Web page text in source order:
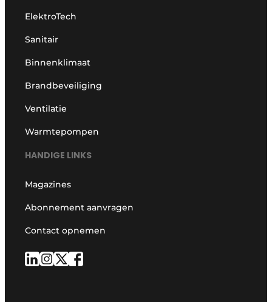
ElektroTech
Sanitair
Binnenklimaat
Brandbeveiliging
Ventilatie
Warmtepompen
HANDIGE LINKS
Magazines
Abonnement aanvragen
Contact opnemen